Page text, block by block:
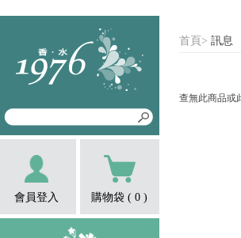
會員登入 購物袋 ( 0 )
首頁 > 訊息
查無此商品或